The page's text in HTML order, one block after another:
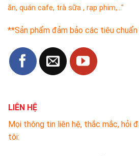
ăn, quán cafe, trà sữa , rạp phim,..."
**Sản phẩm đảm bảo các tiêu chuẩn
LIÊN HỆ
Mọi thông tin liên hệ, thắc mắc, hỏi
tôi: